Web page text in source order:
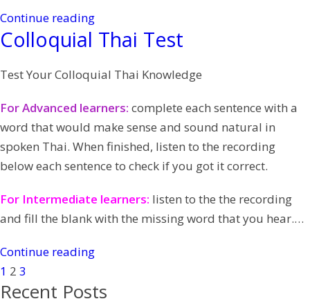
Continue reading
Colloquial Thai Test
Test Your Colloquial Thai Knowledge
For Advanced learners: complete each sentence with a
word that would make sense and sound natural in
spoken Thai. When finished, listen to the recording
beloweach sentence to check if you got it correct.
For Intermediate learners: listen to the the recording
and fill the blank with the missing word that you hear.…
Continue reading
1 2 3
Recent Posts